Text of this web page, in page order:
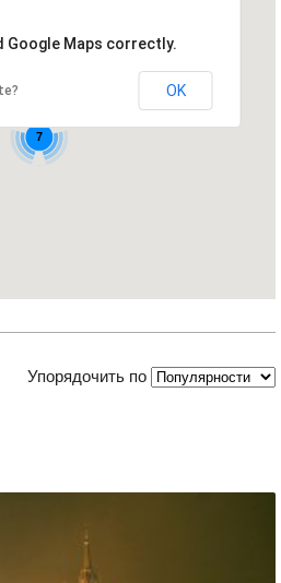
7
Google Maps correctly.
OK
Упорядочить по